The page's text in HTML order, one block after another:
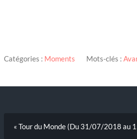
Catégories : Moments Mots-clés :
« Tour du Monde (Du 31/07/2018 au